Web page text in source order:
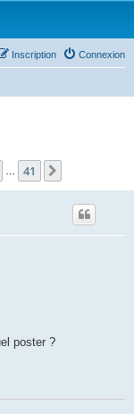
Connexion
Inscription
41
poster ?